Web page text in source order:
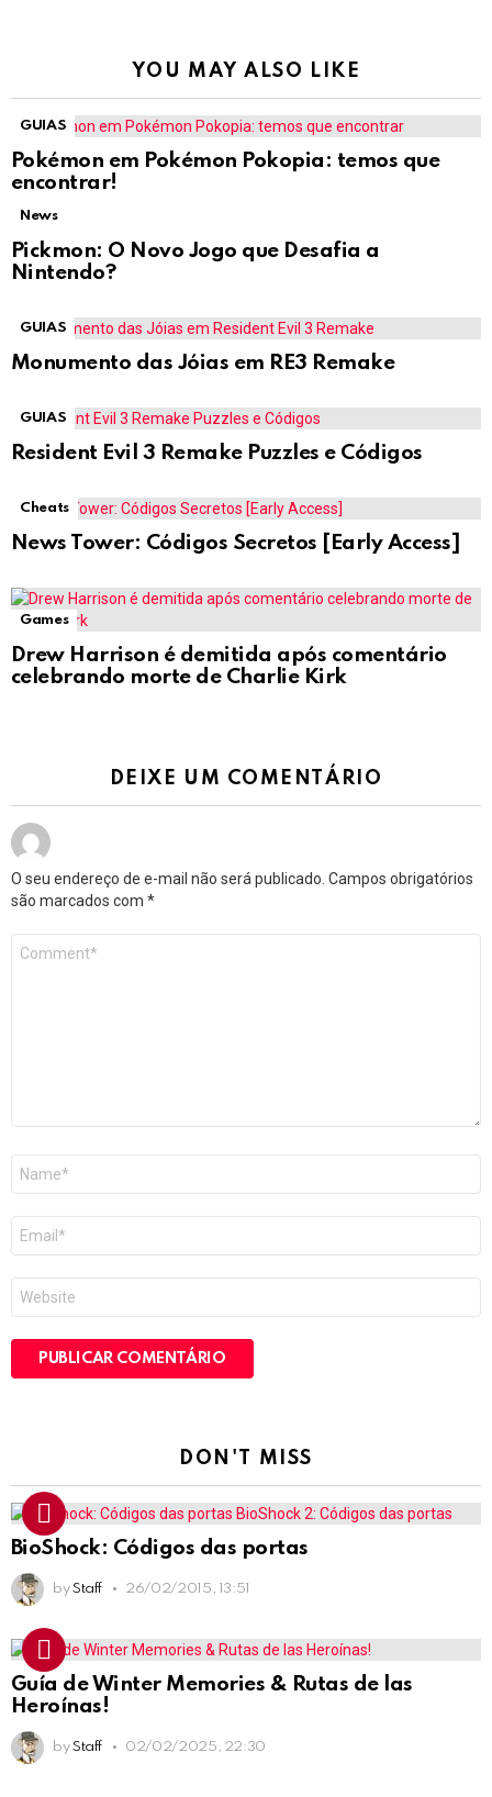
YOU MAY ALSO LIKE
GUIAS
Pokémon em Pokémon Pokopia: temos que
encontrar!
News
Pickmon: O Novo Jogo que Desafia a
Nintendo?
GUIAS
Monumento das Jóias em RE3 Remake
GUIAS
Resident Evil 3 Remake Puzzles e Códigos
Cheats
News Tower: Códigos Secretos [Early Access]
Games
Drew Harrison é demitida após comentário
celebrando morte de Charlie Kirk
DEIXE UM COMENTÁRIO
O seu endereço de e-mail não será publicado. Campos obrigatórios
são marcados com *
mail
*
DON'T MISS
BioShock: Códigos das portas
by Staff 26/02/2015, 13:51
Guía de Winter Memories & Rutas de las
Heroínas!
by Staff 02/02/2025, 22:30